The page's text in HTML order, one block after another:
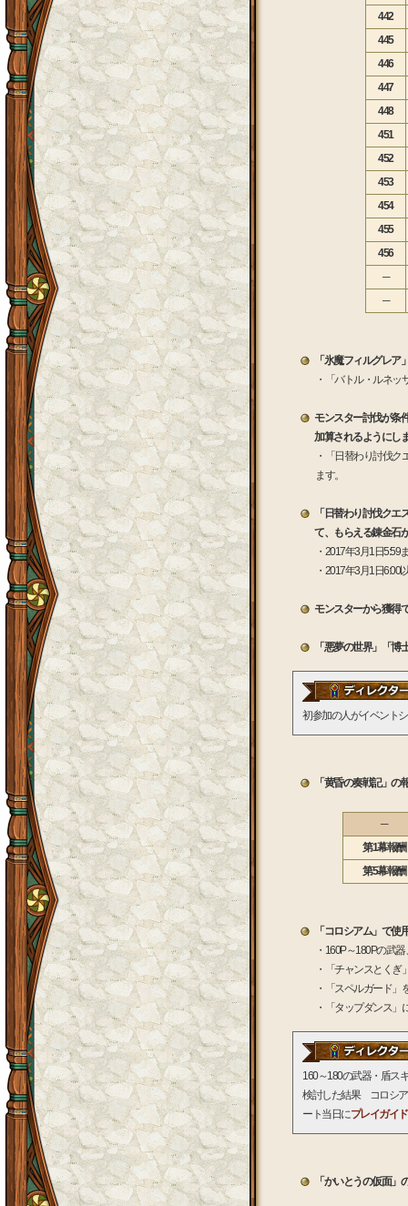
442
445
446
447
448
451
452
453
454
455
456
─
─
「氷魔フィルグレ
・「バトル・ルネ
モンスター討伐が条
加算されるようにし
・「日替わり討伐
ます。
「日替わり討伐ク
て、もらえる錬金石
・2017年3月1日
・2017年3月1日
モンスターから獲得
「悪夢の世界」「
初参加の人がイベント
「黄昏の奏戦記」
─
第1幕報酬
第5幕報酬
「コロシアム」で
・160P～180Pの武
・「チャンスとくぎ
・「スペルガード」
・「タップダンス
160～180の武器・盾ス
検討した結果 コロシア
ート当日にプレイガイド
「かいとうの仮面